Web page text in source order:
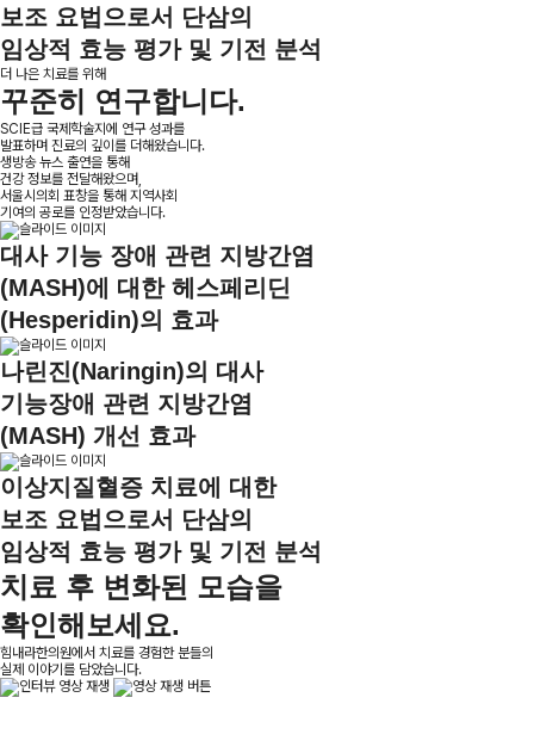
보조 요법으로서 단삼의
임상적 효능 평가 및 기전 분석
더 나은 치료를 위해
꾸준히 연구합니다.
SCIE급 국제학술지에 연구 성과를
발표하며 진료의 깊이를 더해왔습니다.
생방송 뉴스 출연을 통해
건강 정보를 전달해왔으며,
서울시의회 표창을 통해 지역사회
기여의 공로를 인정받았습니다.
대사 기능 장애 관련 지방간염
(MASH)에 대한 헤스페리딘
(Hesperidin)의 효과
나린진(Naringin)의 대사
기능장애 관련 지방간염
(MASH) 개선 효과
이상지질혈증 치료에 대한
보조 요법으로서 단삼의
임상적 효능 평가 및 기전 분석
치료 후 변화된 모습을
확인해보세요.
힘내라한의원에서 치료를 경험한 분들의
실제 이야기를 담았습니다.